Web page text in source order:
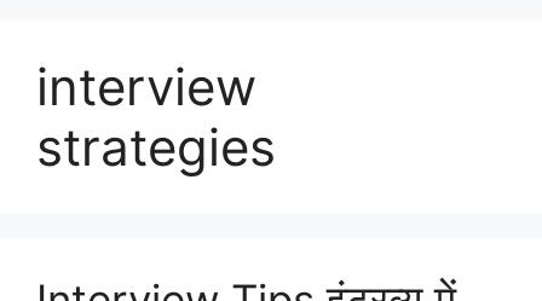
interview
strategies